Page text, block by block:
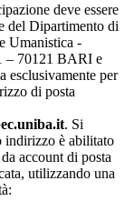
deve essere
del Dipartimento di
Umanistica -
– 70121 BARI e
esclusivamente per
di posta
. Si
indirizzo è abilitato
account di posta
utilizzando una